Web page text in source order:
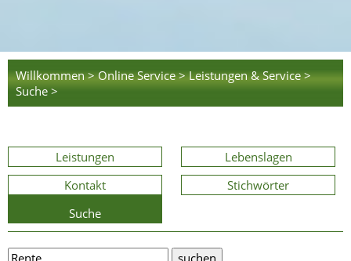
Willkommen > Online Service > Leistungen & Service >
Suche >
Leistungen
Lebenslagen
Kontakt
Stichwörter
Suche